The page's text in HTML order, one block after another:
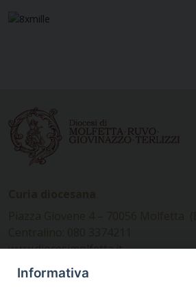
www.diocesimolfetta.it –
diocesimolfetta@pec.chiesacattolica.it
Informativa